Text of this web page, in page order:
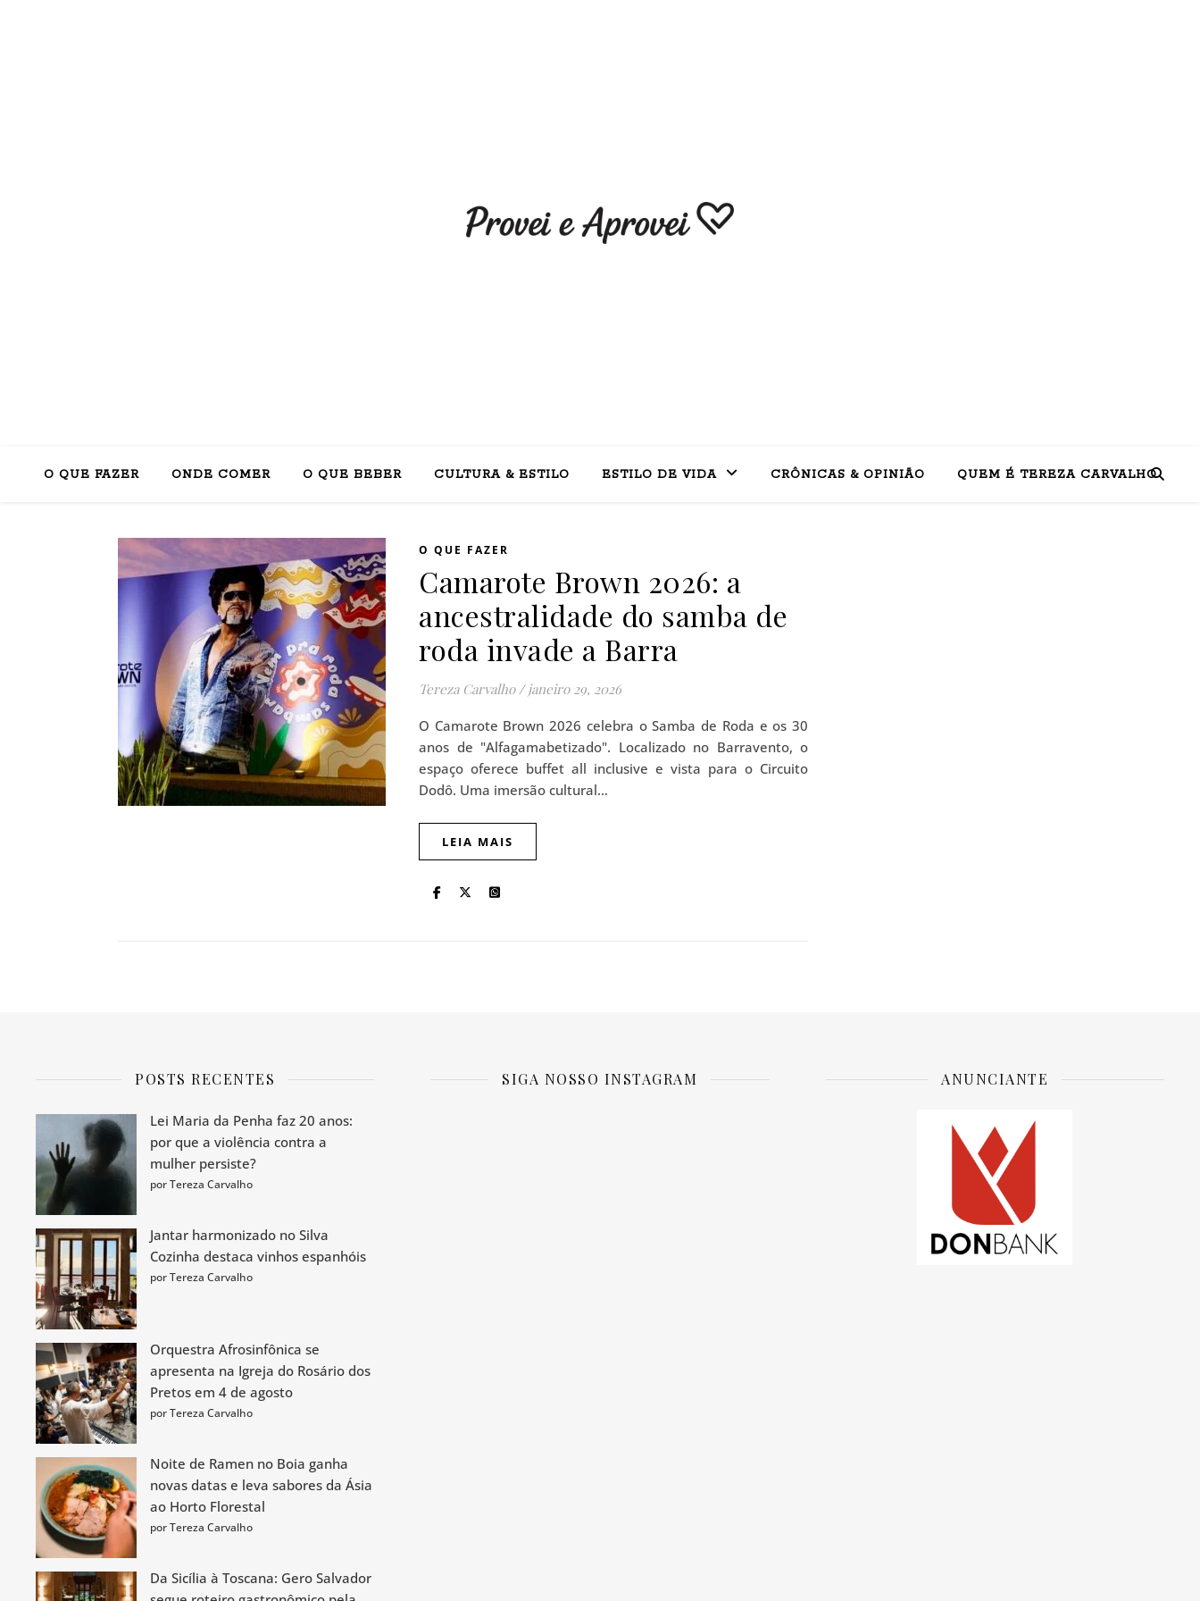
O QUE FAZER ONDE COMER O QUE BEBER CULTURA & ESTILO ESTILO DE VIDA CRÔNICAS & OPINIÃO QUEM É TEREZA CARVALHO
O QUE FAZER
Camarote Brown 2026: a
ancestralidade do samba de
roda invade a Barra
Tereza Carvalho / janeiro 29, 2026
O Camarote Brown 2026 celebra o Samba de Roda e os 30
anos de "Alfagamabetizado". Localizado no Barravento, o
espaço oferece buffet all inclusive e vista para o Circuito
Dodô. Uma imersão cultural…
LEIA MAIS
POSTS RECENTES
Lei Maria da Penha faz 20 anos:
por que a violência contra a
mulher persiste?
por Tereza Carvalho
Jantar harmonizado no Silva
Cozinha destaca vinhos espanhóis
por Tereza Carvalho
Orquestra Afrosinfônica se
apresenta na Igreja do Rosário dos
Pretos em 4 de agosto
por Tereza Carvalho
Noite de Ramen no Boia ganha
novas datas e leva sabores da Ásia
ao Horto Florestal
por Tereza Carvalho
Da Sicília à Toscana: Gero Salvador
SIGA NOSSO INSTAGRAM ANUNCIANTE